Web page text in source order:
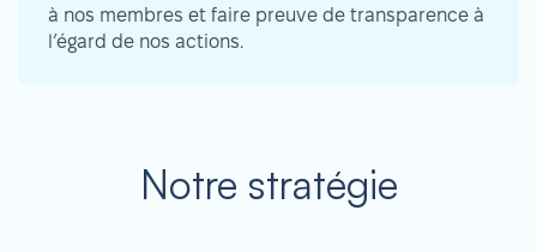
à nos membres et faire preuve de transparence à
l’égard de nos actions.
Notre stratégie